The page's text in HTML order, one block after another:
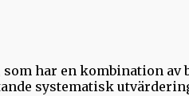
har en kombination av
systematisk